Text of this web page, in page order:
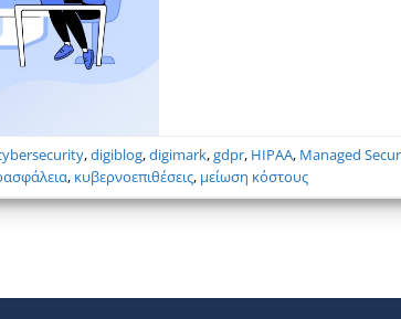
,digiblog,digimark,gdpr, HIPAA, Managed
, κυβερνοεπιθέσεις, μείωση κόστους